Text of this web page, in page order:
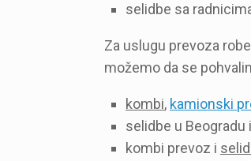
selidbe sa
Za uslugu prevoza
možemo da se
kombi, kamionski
selidbe u Beogradu
kombi prevoz i